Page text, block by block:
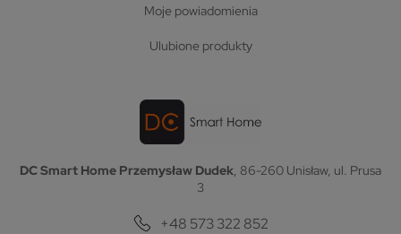
moje powiadomienia
ulubione produkty
DC Smart Home Przemysław Dudek, 86-260 Unisław, ul. Prusa
3
+48 573 322 852